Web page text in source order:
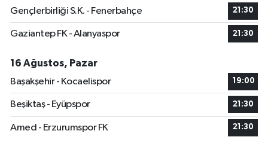
Gençlerbirliği S.K. - Fenerbahçe 21:30
Gaziantep FK - Alanyaspor 21:30
16 Ağustos, Pazar
Başakşehir - Kocaelispor
19:00
Beşiktaş - Eyüpspor 21:30
Amed - Erzurumspor FK 21:30